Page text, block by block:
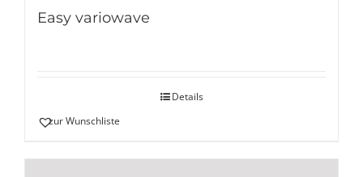
Easy variowave
Details
zur Wunschliste